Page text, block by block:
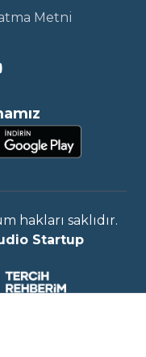
Metni
hakları saklıdır.
Startup